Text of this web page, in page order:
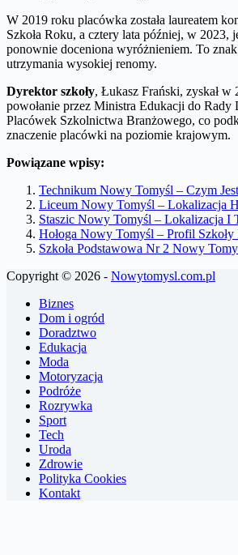
W 2019 roku placówka została laureatem
Szkoła Roku, a cztery lata później, w 2023,
ponownie doceniona wyróżnieniem. To
utrzymania wysokiej renomy.
Dyrektor szkoły, Łukasz Frański, zyskał w
powołanie przez Ministra Edukacji do Rady
Placówek Szkolnictwa Branżowego, co
znaczenie placówki na poziomie krajowym.
Powiązane wpisy:
Technikum Nowy Tomyśl – Czym
Liceum Nowy Tomyśl – Lokalizacja
Staszic Nowy Tomyśl – Lokalizacja I
Hołoga Nowy Tomyśl – Profil Szkoły
Szkoła Podstawowa Nr 2 Nowy
Copyright © 2026 - Nowytomysl.com.pl
Biznes
Dom i ogród
Doradztwo
Edukacja
Moda
Motoryzacja
Podróże
Rozrywka
Sport
Tech
Uroda
Zdrowie
Polityka Cookies
Kontakt